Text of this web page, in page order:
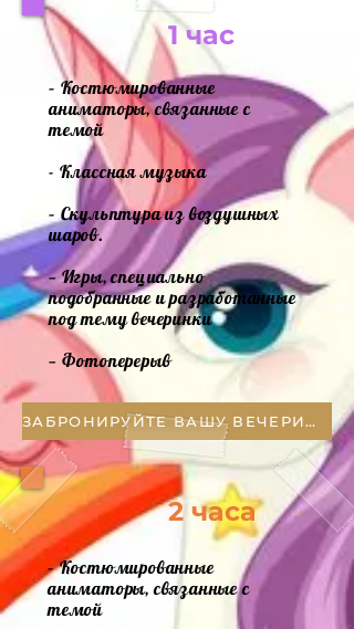
1 час
– Костюмированные
аниматоры, связанные с
темой
- Классная музыка
– Скульптура из воздушных
шаров.
— Игры, специально
подобранные и разработанные
под тему вечеринки
— Фотоперерыв
ЗАБРОНИРУЙТЕ ВАШУ ВЕЧЕРИНКУ
2 часа
– Костюмированные
аниматоры, связанные с
темой